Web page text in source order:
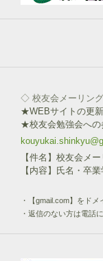
ン
◇ 校友会メーリン
★WEBサイトの更
★校友会勉強会への
【件名】校友会メ
【内容】氏名・卒
・【gmail.com】をド
・返信のない方は電話